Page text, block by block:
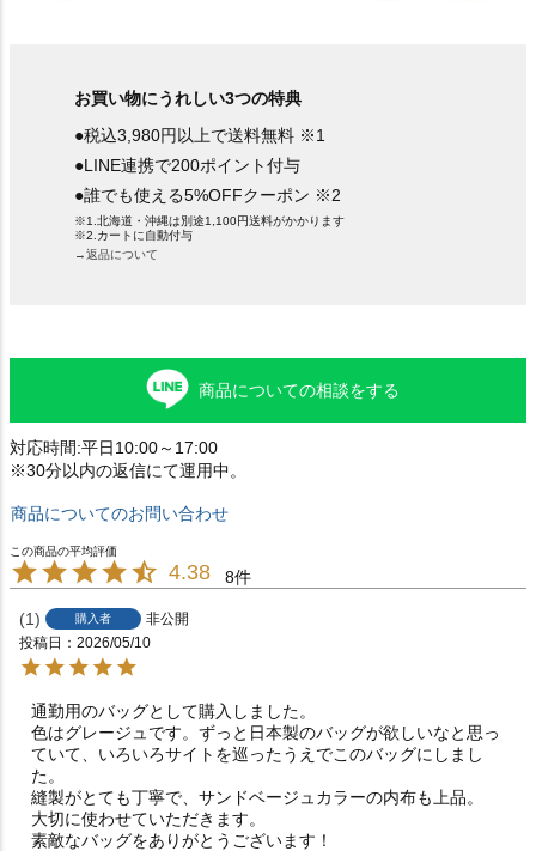
お買い物にうれしい3つの特典
●税込3,980円以上で送料無料 ※1
●LINE連携で200ポイント付与
●誰でも使える5%OFFクーポン ※2
※1.北海道・沖縄は別途1,100円送料がかかります
※2.カートに自動付与
→返品について
商品についての相談をする
対応時間:平日10:00～17:00
※30分以内の返信にて運用中。
商品についてのお問い合わせ
4.38 8
1 購入者
非公開
投稿日
2026/05/10
通勤用のバッグとして購入しました。
色はグレージュです。ずっと日本製のバッグが欲しいなと思っ
ていて、いろいろサイトを巡ったうえでこのバッグにしまし
た。
縫製がとても丁寧で、サンドベージュカラーの内布も上品。
大切に使わせていただきます。
素敵なバッグをありがとうございます！